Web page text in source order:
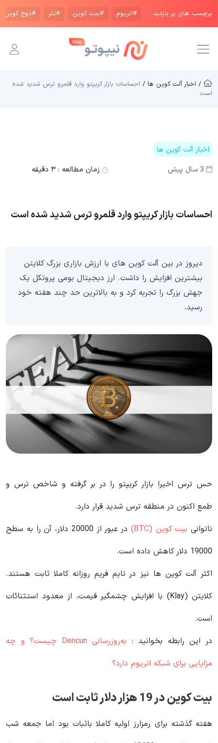
برچسب های پر بازدید : #اتریوم #بیت کوین #تتر #دوج کوین
/ اخبار آلت کوین ها / احساسات بازار کریپتو وارد قلمرو ترس شدید شده
است
اخبار آلت کوین ها
3 سال پیش
زمان مطالعه : ۳ دقیقه
احساسات بازار کریپتو وارد قلمرو ترس شدید شده است
دیروز در بین آلت کوین های با ارزش بازاری بزرگ کلایتن
بیشترین افزایش را داشت. ارز دیجیتال بومی پروتکل یک
جهش بزرگ را تجربه کرد و به بالاترین حد چند هفته‌ خود
رسید.
حس ترس اخیرا بازار کریپتو را در بر گرفته و شاخص ترس و
طمع اکنون در منطقه ترس شدید قرار دارد.
ناتوانی بیت کوین (BTC)
در عبور از 20000 دلار، آن را به سطح
19000 دلار کاهش داده است.
اکثر آلت کوین ها نیز در تایم فریم روزانه کاملا ثابت هستند.
کلایتن (
Klay) با افزایش چشمگیر قیمت، از معدود استثنائات
است.
در این رابطه بخوانید‌ :
به‌روزرسانی Dencun چیست؟ و چه
مزایایی برای شبکه اتریوم دارد؟
بیت کوین در 19 هزار دلار ثابت است
هفته گذشته برای رمزارز اولیه کاملا باثبات بود اما جمعه شب